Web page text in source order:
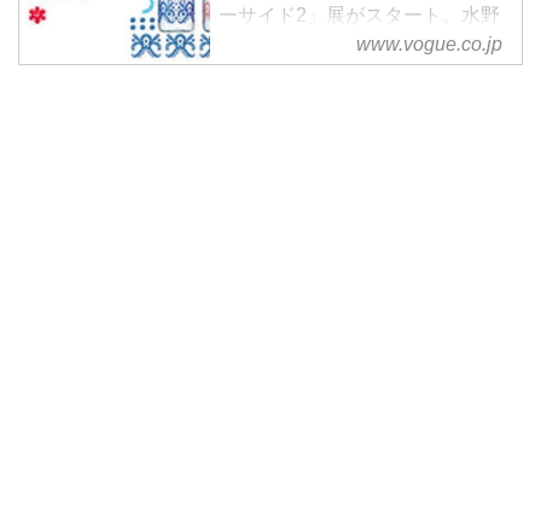
ーサイド2」展がスタート。水野
健一郎、早川モトヒロ、牛木匡
憲、高木真希人の4人のアーティ
www.vogue.co.jp